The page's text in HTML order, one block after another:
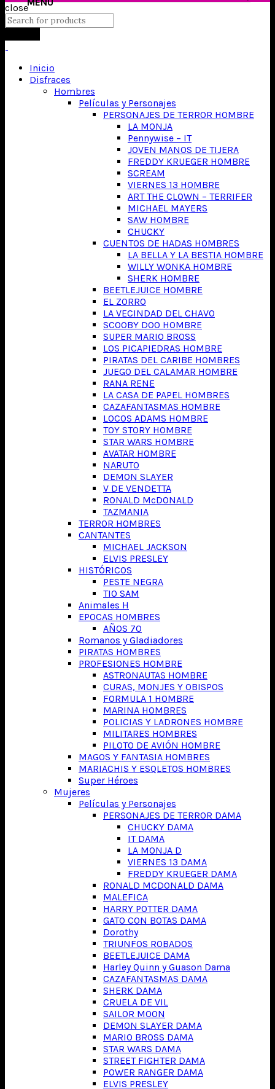
close
Inicio
Disfraces
Hombres
Películas y Personajes
PERSONAJES DE TERROR HOMBRE
LA MONJA
Pennywise – IT
JOVEN MANOS DE TIJERA
FREDDY KRUEGER HOMBRE
SCREAM
VIERNES 13 HOMBRE
ART THE CLOWN – TERRIFER
MICHAEL MAYERS
SAW HOMBRE
CHUCKY
CUENTOS DE HADAS HOMBRES
LA BELLA Y LA BESTIA HOMBRE
WILLY WONKA HOMBRE
SHERK HOMBRE
BEETLEJUICE HOMBRE
EL ZORRO
LA VECINDAD DEL CHAVO
SCOOBY DOO HOMBRE
SUPER MARIO BROSS
LOS PICAPIEDRAS HOMBRE
PIRATAS DEL CARIBE HOMBRES
JUEGO DEL CALAMAR HOMBRE
RANA RENE
LA CASA DE PAPEL HOMBRES
CAZAFANTASMAS HOMBRE
LOCOS ADAMS HOMBRE
TOY STORY HOMBRE
STAR WARS HOMBRE
AVATAR HOMBRE
NARUTO
DEMON SLAYER
V DE VENDETTA
RONALD McDONALD
TAZMANIA
TERROR HOMBRES
CANTANTES
MICHAEL JACKSON
ELVIS PRESLEY
HISTÓRICOS
PESTE NEGRA
TIO SAM
Animales H
EPOCAS HOMBRES
AÑOS 70
Romanos y Gladiadores
PIRATAS HOMBRES
PROFESIONES HOMBRE
ASTRONAUTAS HOMBRE
CURAS, MONJES Y OBISPOS
FORMULA 1 HOMBRE
MARINA HOMBRES
POLICIAS Y LADRONES HOMBRE
MILITARES HOMBRES
PILOTO DE AVIÓN HOMBRE
MAGOS Y FANTASIA HOMBRES
MARIACHIS Y ESQLETOS HOMBRES
Super Héroes
Mujeres
Películas y Personajes
PERSONAJES DE TERROR DAMA
CHUCKY DAMA
IT DAMA
LA MONJA D
VIERNES 13 DAMA
FREDDY KRUEGER DAMA
RONALD MCDONALD DAMA
MALEFICA
HARRY POTTER DAMA
GATO CON BOTAS DAMA
Dorothy
TRIUNFOS ROBADOS
BEETLEJUICE DAMA
Harley Quinn y Guason Dama
CAZAFANTASMAS DAMA
SHERK DAMA
CRUELA DE VIL
SAILOR MOON
DEMON SLAYER DAMA
MARIO BROSS DAMA
STAR WARS DAMA
STREET FIGHTER DAMA
POWER RANGER DAMA
ELVIS PRESLEY